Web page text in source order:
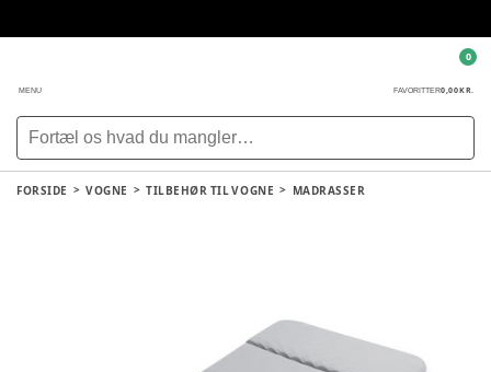
MENU FAVORITTER0,00 KR.
0
FORSIDE VOGNE TILBEHØR TIL VOGNE MADRASSER